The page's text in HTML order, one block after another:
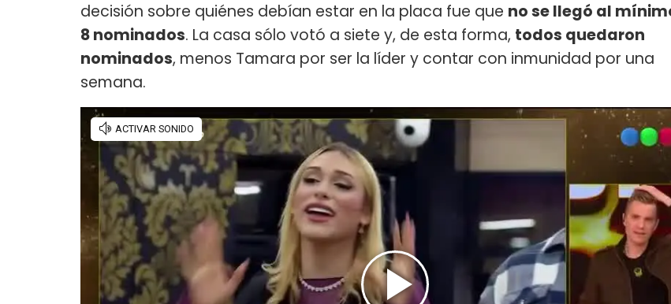
decisión sobre quiénes debían estar en la placa fue que no se llegó al
8 nominados. La casa sólo votó a siete y, de esta forma, todos quedaron
nominados, menos Tamara por ser la líder y contar con inmunidad por una
semana.